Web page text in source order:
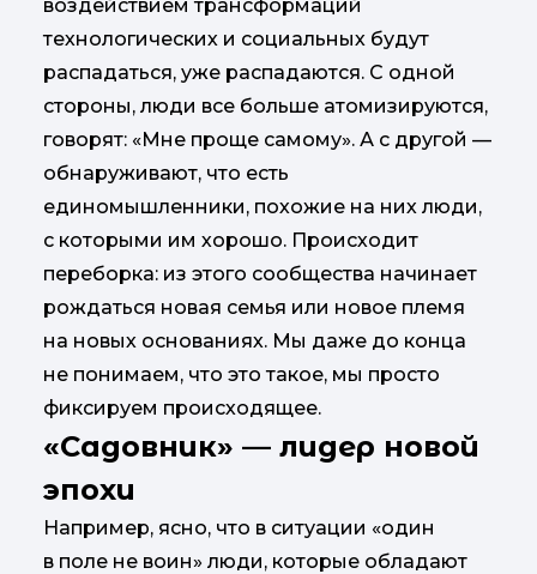
воздействием трансформаций
технологических и социальных будут
распадаться, уже распадаются. С одной
стороны, люди все больше атомизируются,
говорят: «Мне проще самому». А с другой —
обнаруживают, что есть
единомышленники, похожие на них люди,
с которыми им хорошо. Происходит
переборка: из этого сообщества начинает
рождаться новая семья или новое племя
на новых основаниях. Мы даже до конца
не понимаем, что это такое, мы просто
фиксируем происходящее.
«Садовник» — лидер новой
эпохи
Например, ясно, что в ситуации «один
в поле не воин» люди, которые обладают